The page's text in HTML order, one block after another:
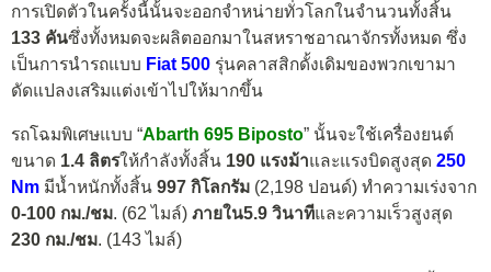
การเปิดตัวในครั้งนี้นั้นจะออกจำหน่ายทั่วโลกในจำนวนทั้งสิ้น
133 คันซึ่งทั้งหมดจะผลิตออกมาในสหราชอาณาจักรทั้งหมด ซึ่ง
เป็นการนำรถแบบ Fiat 500 รุ่นคลาสสิกดั้งเดิมของพวกเขามา
ดัดแปลงเสริมแต่งเข้าไปให้มากขึ้น
รถโฉมพิเศษแบบ “Abarth 695 Biposto” นั้นจะใช้เครื่องยนต์
ขนาด 1.4 ลิตรให้กำลังทั้งสิ้น 190 แรงม้าและแรงบิดสูงสุด 250
Nm มีน้ำหนักทั้งสิ้น 997 กิโลกรัม (2,198 ปอนด์) ทำความเร่งจาก
0-100 กม./ชม. (62 ไมล์) ภายใน5.9 วินาทีและความเร็วสูงสุด
230 กม./ชม. (143 ไมล์)